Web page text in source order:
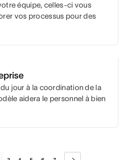
équipe, celles-ci vous
vos processus pour des
du jour à la coordination de la
aidera le personnel à bien